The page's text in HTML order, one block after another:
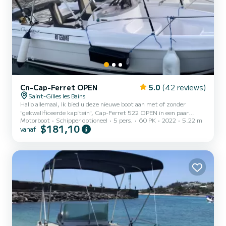
Cn-Cap-Ferret OPEN 5.0 (42 reviews)
Saint-Gilles les Bains
Hallo allemaal, Ik bied u deze nieuwe boot aan met of zonder
"gekwalificeerde kapitein", Cap-Ferret 522 OPEN in een paar
woorden. . . De stilste Honda-motor van 60 pk op de markt Bimini
uitgevouwen of ingeklapt, Je proeft de geneugten van dynamische
plaats aan de cockpit, maar biedt een minicabine waar u alle
visuitrusting kunt opbergen, of de maskers en snork...
Motorboot Schipper optioneel 5 pers. 60 PK 2022 5.22 m
vanaf $181,10